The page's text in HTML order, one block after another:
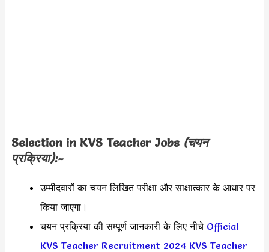
Selection in KVS Teacher Jobs (चयन
प्रक्रिया):-
उम्मीदवारों का चयन लिखित परीक्षा और साक्षात्कार के आधार पर
किया जाएगा।
चयन प्रक्रिया की सम्पूर्ण जानकारी के लिए नीचे Official
KVS Teacher Recruitment 2024 KVS Teacher